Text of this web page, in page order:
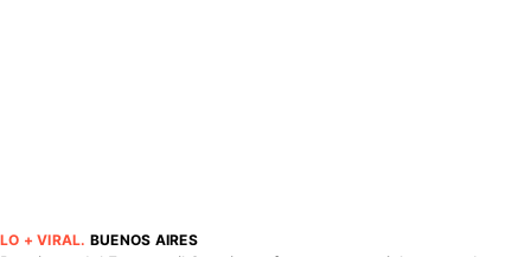
LO + VIRAL. BUENOS AIRES